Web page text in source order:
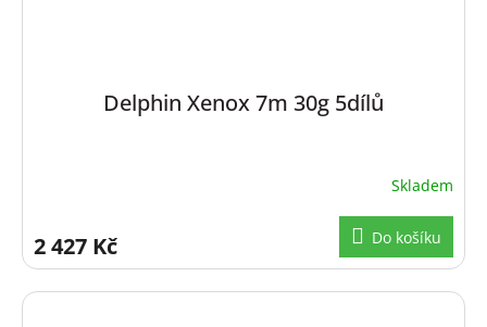
Delphin Xenox 7m 30g 5dílů
Skladem
2 427 Kč Do košíku